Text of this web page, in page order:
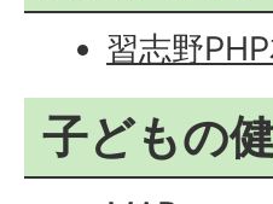
習志野
子どもの